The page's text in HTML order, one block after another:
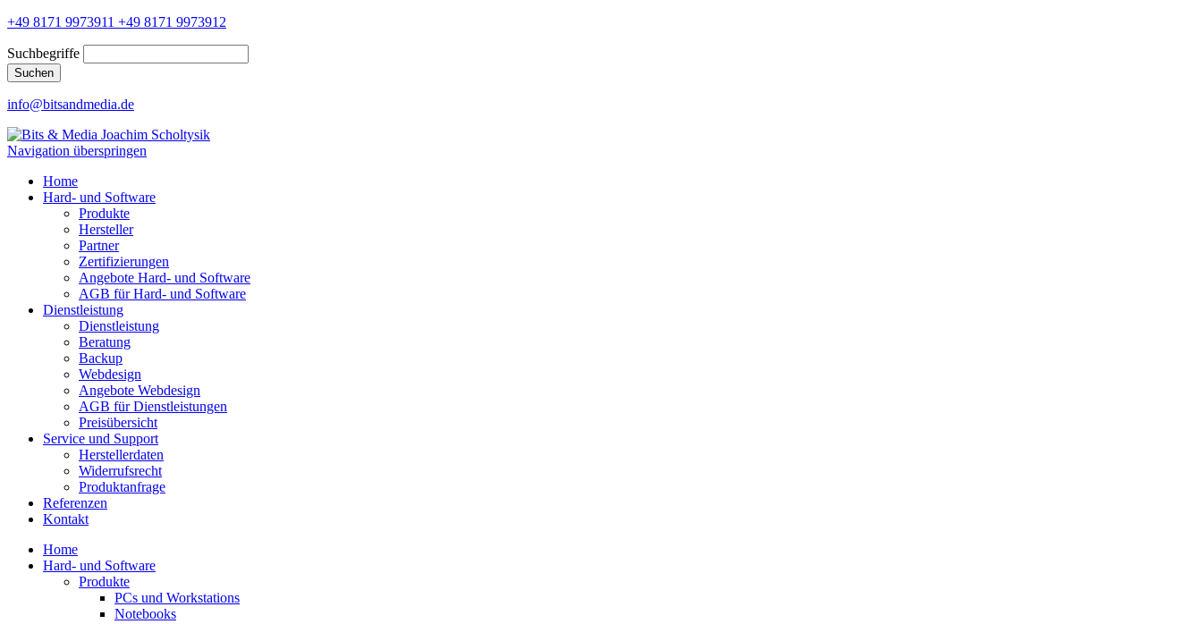
+49 8171 9973911 +49 8171 9973912
Suchbegriffe
Suchen
info@bitsandmedia.de
Navigation überspringen
Home
Hard- und Software
Produkte
Hersteller
Partner
Zertifizierungen
Angebote Hard- und Software
AGB für Hard- und Software
Dienstleistung
Dienstleistung
Beratung
Backup
Webdesign
Angebote Webdesign
AGB für Dienstleistungen
Preisübersicht
Service und Support
Herstellerdaten
Widerrufsrecht
Produktanfrage
Referenzen
Kontakt
Home
Hard- und Software
Produkte
PCs und Workstations
Notebooks